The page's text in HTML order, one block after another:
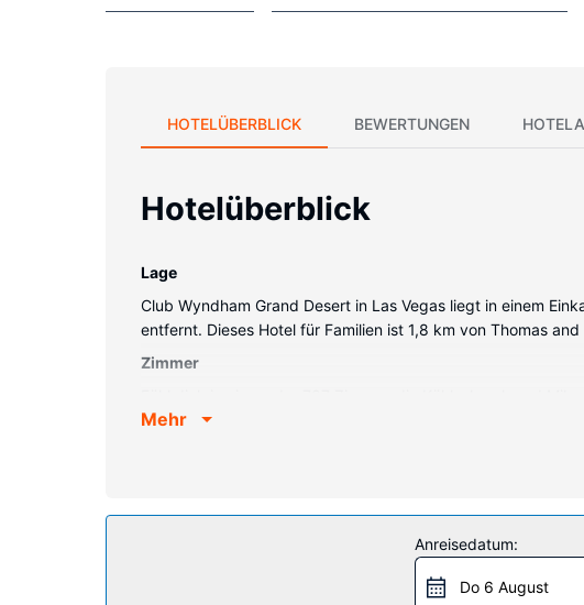
HOTELÜBERBLICK BEWERTUNGEN
Hotelüberblick
Lage
Club Wyndham Grand Desert in Las Vegas liegt in einem
entfernt. Dieses Hotel für Familien ist 1,8 km von Thomas
Zimmer
Kabelempfang. Die Badezimmer bieten kostenlose
Folgendes gehört: 3 Außenpools, Sauna und
Spiele. Ziele in der Umgebung erreichst du mit dem
Mehr
Anreisedatum:
Do 6 August